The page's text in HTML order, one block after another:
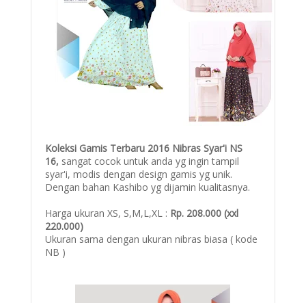
Koleksi Gamis Terbaru 2016 Nibras Syar'i NS
16, sangat cocok untuk anda yg ingin tampil
syar'i, modis dengan design gamis yg unik.
Dengan bahan Kashibo yg dijamin kualitasnya.
Harga ukuran XS, S,M,L,XL : Rp. 208.000 (xxl
220.000)
Ukuran sama dengan ukuran nibras biasa ( kode
NB )